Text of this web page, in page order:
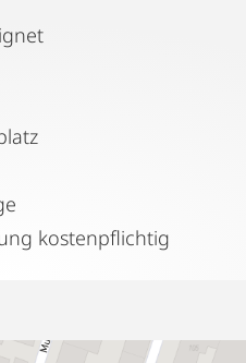
kostenpflichtig